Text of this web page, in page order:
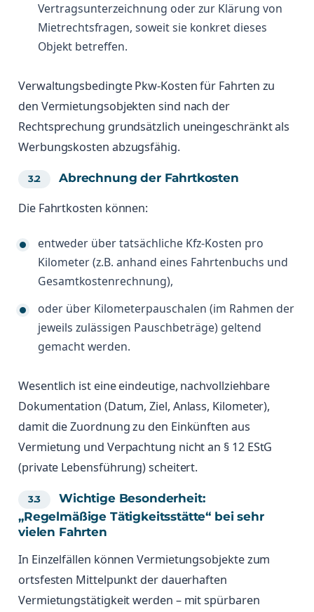
Vertragsunterzeichnung oder zur Klärung von
Mietrechtsfragen, soweit sie konkret dieses
Objekt betreffen.
Verwaltungsbedingte Pkw-Kosten für Fahrten zu
den Vermietungsobjekten sind nach der
Rechtsprechung grundsätzlich uneingeschränkt als
Werbungskosten abzugsfähig.
Abrechnung der Fahrtkosten
Die Fahrtkosten können:
entweder über tatsächliche Kfz-Kosten pro
Kilometer (z.B. anhand eines Fahrtenbuchs und
Gesamtkostenrechnung),
oder über Kilometerpauschalen (im Rahmen der
jeweils zulässigen Pauschbeträge) geltend
gemacht werden.
Wesentlich ist eine eindeutige, nachvollziehbare
Dokumentation (Datum, Ziel, Anlass, Kilometer),
damit die Zuordnung zu den Einkünften aus
Vermietung und Verpachtung nicht an § 12 EStG
(private Lebensführung) scheitert.
Wichtige Besonderheit:
„Regelmäßige Tätigkeitsstätte“ bei sehr
vielen Fahrten
In Einzelfällen können Vermietungsobjekte zum
ortsfesten Mittelpunkt der dauerhaften
Vermietungstätigkeit werden – mit spürbaren